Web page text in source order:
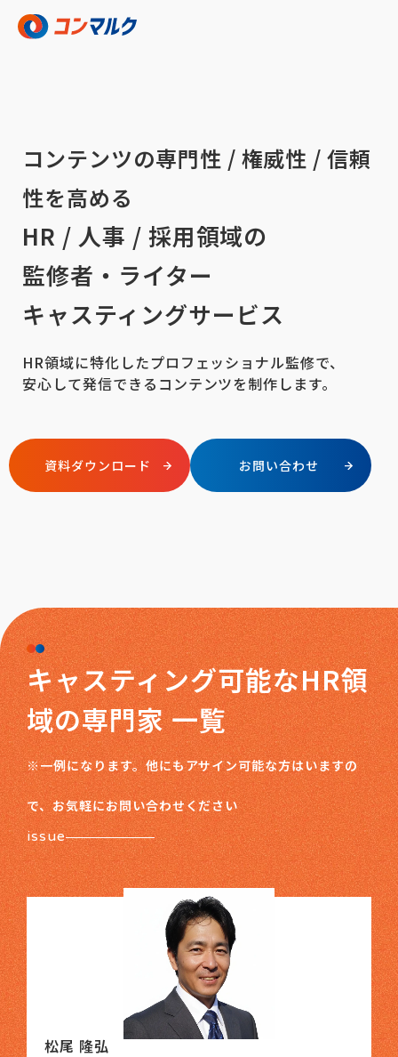
コンテンツの専門性 / 権威性 / 信頼
性を高める
HR / 人事 / 採用領域の
監修者・ライター
キャスティングサービス
HR領域に特化したプロフェッショナル監修で、
安心して発信できるコンテンツを制作します。
資料ダウンロード お問い合わせ
キャスティング可能なHR領
域の専門家 一覧
※一例になります。他にもアサイン可能な方はいますの
で、お気軽にお問い合わせください
issue
松尾 隆弘